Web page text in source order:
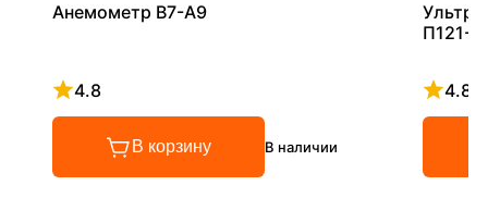
Анемометр В7-А9
4.8
Рейтинг 4.8 из 5
В корзину В наличии
П121-
4.8